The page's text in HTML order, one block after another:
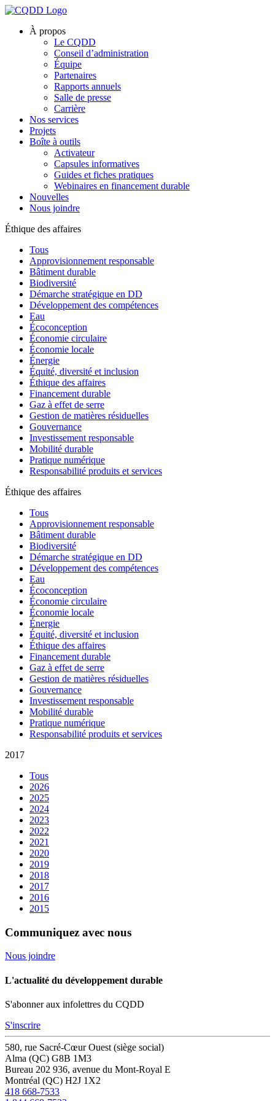
À propos
Le CQDD
Conseil d’administration
Équipe
Partenaires
Rapports annuels
Salle de presse
Carrière
Nos services
Projets
Boîte à outils
Activateur
Capsules informatives
Guides et fiches pratiques
Webinaires en financement durable
Nouvelles
Nous joindre
Éthique des affaires
Tous
Approvisionnement responsable
Bâtiment durable
Biodiversité
Démarche stratégique en DD
Développement des compétences
Eau
Écoconception
Économie circulaire
Économie locale
Énergie
Équité, diversité et inclusion
Éthique des affaires
Financement durable
Gaz à effet de serre
Gestion de matières résiduelles
Gouvernance
Investissement responsable
Mobilité durable
Pratique numérique
Responsabilité produits et services
Éthique des affaires
Tous
Approvisionnement responsable
Bâtiment durable
Biodiversité
Démarche stratégique en DD
Développement des compétences
Eau
Écoconception
Économie circulaire
Économie locale
Énergie
Équité, diversité et inclusion
Éthique des affaires
Financement durable
Gaz à effet de serre
Gestion de matières résiduelles
Gouvernance
Investissement responsable
Mobilité durable
Pratique numérique
Responsabilité produits et services
2017
Tous
2026
2025
2024
2023
2022
2021
2020
2019
2018
2017
2016
2015
Communiquez avec nous
Nous joindre
L'actualité du développement durable
S'abonner aux infolettres du CQDD
S'inscrire
580, rue Sacré-Cœur Ouest (siège social)
Alma (QC) G8B 1M3
Bureau 202 936, avenue du Mont-Royal E
Montréal (QC) H2J 1X2
418 668-7533